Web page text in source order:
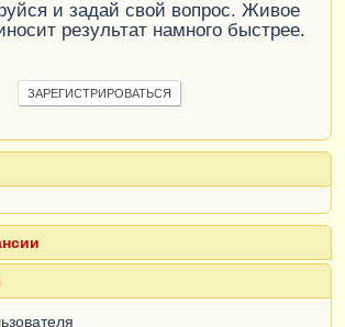
и задай свой вопрос. Живое
результат намного быстрее.
ЗАРЕГИСТРИРОВАТЬСЯ